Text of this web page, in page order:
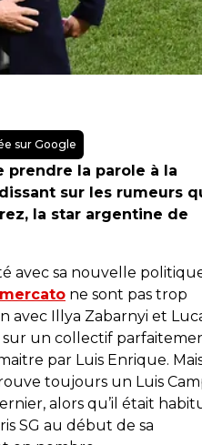
sur Google
prendre la parole à la
sur les rumeurs
la star argentine de
avec sa nouvelle
mercato ne sont pas trop
avec Illya Zabarnyi et
sur un collectif
par Luis Enrique.
toujours un Luis
alors qu’il était
SG au début de sa